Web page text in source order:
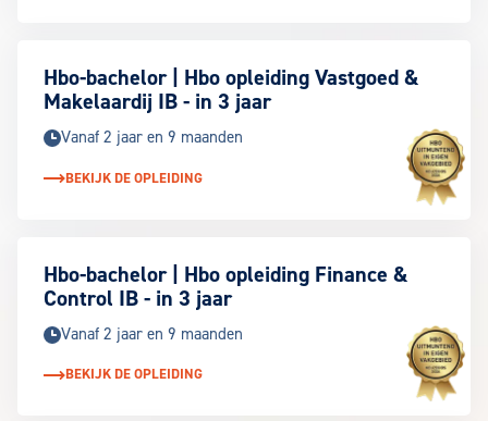
Hbo-bachelor | Hbo opleiding Vastgoed &
Makelaardij IB - in 3 jaar
Vanaf 2 jaar en 9 maanden
BEKIJK DE OPLEIDING
Hbo-bachelor | Hbo opleiding Finance &
Control IB - in 3 jaar
Vanaf 2 jaar en 9 maanden
BEKIJK DE OPLEIDING